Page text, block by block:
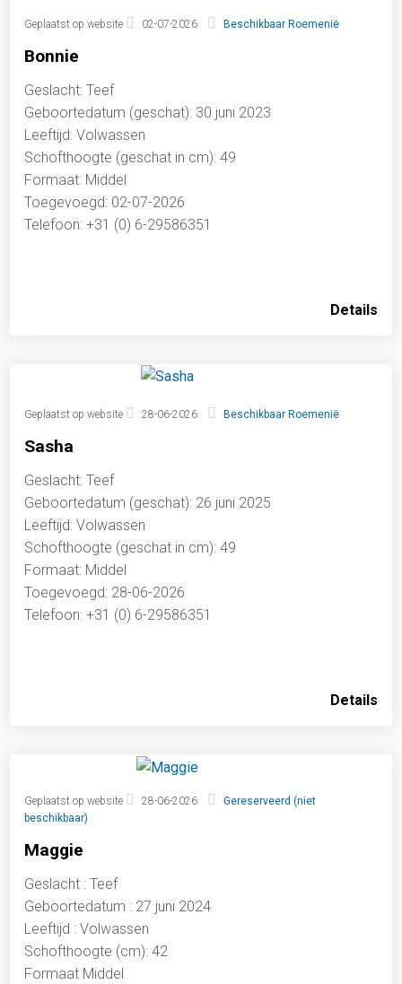
Geplaatst op website 02-07-2026 Beschikbaar Roemenië
Bonnie
Geslacht: Teef
Geboortedatum (geschat): 30 juni 2023
Leeftijd: Volwassen
Schofthoogte (geschat in cm): 49
Formaat: Middel
Toegevoegd: 02-07-2026
Telefoon: +31 (0) 6-29586351
Details
Geplaatst op website 28-06-2026 Beschikbaar Roemenië
Sasha
Geslacht: Teef
Geboortedatum (geschat): 26 juni 2025
Leeftijd: Volwassen
Schofthoogte (geschat in cm): 49
Formaat: Middel
Toegevoegd: 28-06-2026
Telefoon: +31 (0) 6-29586351
Details
Geplaatst op website 28-06-2026
Gereserveerd (niet
beschikbaar)
Maggie
Geslacht : Teef
Geboortedatum : 27 juni 2024
Leeftijd : Volwassen
Schofthoogte (cm): 42
Formaat Middel